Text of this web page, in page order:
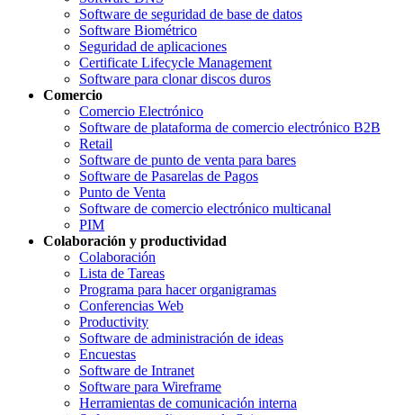
Software de seguridad de base de datos
Software Biométrico
Seguridad de aplicaciones
Certificate Lifecycle Management
Software para clonar discos duros
Comercio
Comercio Electrónico
Software de plataforma de comercio electrónico B2B
Retail
Software de punto de venta para bares
Software de Pasarelas de Pagos
Punto de Venta
Software de comercio electrónico multicanal
PIM
Colaboración y productividad
Colaboración
Lista de Tareas
Programa para hacer organigramas
Conferencias Web
Productivity
Software de administración de ideas
Encuestas
Software de Intranet
Software para Wireframe
Herramientas de comunicación interna